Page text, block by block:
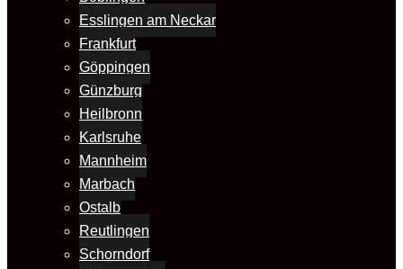
Esslingen am Neckar
Frankfurt
Göppingen
Günzburg
Heilbronn
Karlsruhe
Mannheim
Marbach
Ostalb
Reutlingen
Schorndorf